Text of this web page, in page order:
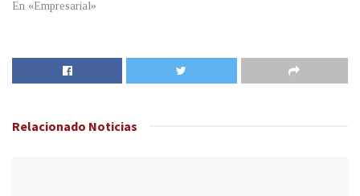
En «Empresarial»
Relacionado Noticias